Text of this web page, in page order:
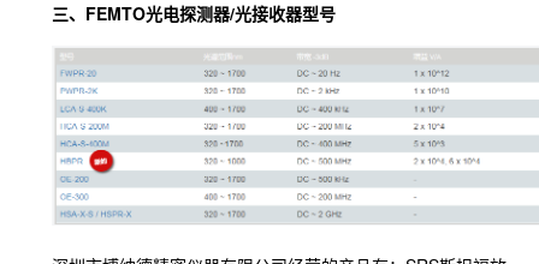
三、FEMTO光电探测器/光接收器型号